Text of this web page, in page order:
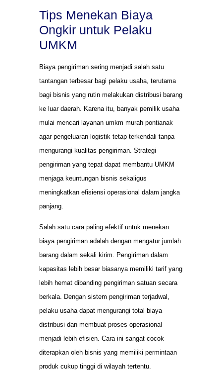
Tips Menekan Biaya
Ongkir untuk Pelaku
UMKM
Biaya pengiriman sering menjadi salah satu
tantangan terbesar bagi pelaku usaha, terutama
bagi bisnis yang rutin melakukan distribusi barang
ke luar daerah. Karena itu, banyak pemilik usaha
mulai mencari layanan umkm murah pontianak
agar pengeluaran logistik tetap terkendali tanpa
mengurangi kualitas pengiriman. Strategi
pengiriman yang tepat dapat membantu UMKM
menjaga keuntungan bisnis sekaligus
meningkatkan efisiensi operasional dalam jangka
panjang.
Salah satu cara paling efektif untuk menekan
biaya pengiriman adalah dengan mengatur jumlah
barang dalam sekali kirim. Pengiriman dalam
kapasitas lebih besar biasanya memiliki tarif yang
lebih hemat dibanding pengiriman satuan secara
berkala. Dengan sistem pengiriman terjadwal,
pelaku usaha dapat mengurangi total biaya
distribusi dan membuat proses operasional
menjadi lebih efisien. Cara ini sangat cocok
diterapkan oleh bisnis yang memiliki permintaan
produk cukup tinggi di wilayah tertentu.